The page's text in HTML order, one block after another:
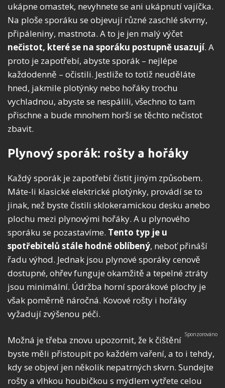
ukápne omastek, nevyhnete se ani ukápnutí vajíčka.
Na ploše sporáku se objevují různé zaschlé skvrny,
připáleniny, mastnota. A to je jen malý výčet
nečistot, které se na sporáku postupně usazují. A
proto je zapotřebí, abyste sporák – nejlépe
každodenně – očistili. Jestliže to totiž neuděláte
hned, jakmile plotýnky nebo hořáky trochu
vychladnou, abyste se nespálili, všechno to tam
přischne a bude mnohem horší se těchto nečistot
zbavit.
Plynový sporák: rošty a hořáky
Každý sporák je zapotřebí čistit jiným způsobem.
Máte-li klasické elektrické plotýnky, provádí se to
jinak, než byste čistili sklokeramickou desku anebo
plochu mezi plynovými hořáky. A u plynového
sporáku se pozastavíme. Tento typ je u
spotřebitelů stále hodně oblíbený, neboť přináší
řadu výhod. Jednak jsou plynové sporáky cenově
dostupné, ohřev funguje okamžitě a tepelné ztráty
jsou minimální. Údržba horní sporákové plochy je
však poměrně náročná. Kovové rošty i hořáky
vyžadují zvýšenou péči.
Možná je třeba znovu upozornit, že k čištění
byste měli přistoupit po každém vaření, a to i tehdy,
kdy se objeví jen několik nepatrných skvrn. Sundejte
rošty a vlhkou houbičkou s mýdlem vytřete celou